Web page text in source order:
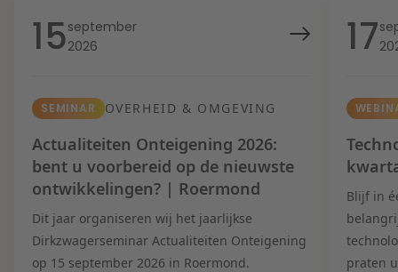
15september
2026
SEMINAR OVERHEID & OMGEVING
Actualiteiten Onteigening 2026:
bent u voorbereid op de nieuwste
ontwikkelingen? | Roermond
Dit jaar organiseren wij het jaarlijkse
Dirkzwagerseminar Actualiteiten Onteigening
op 15 september 2026 in Roermond.
17
Blijf in
praten